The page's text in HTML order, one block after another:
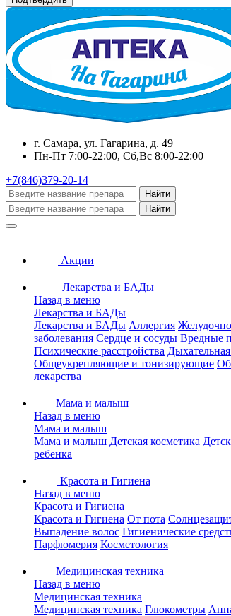
г. Самара, ул. Гагарина, д. 49
Пн-Пт 7:00-22:00, Сб,Вс 8:00-22:00
+7(846)379-20-14
Найти
Найти
Акции
Лекарства и БАДы
Назад в меню
Лекарства и БАДы
Лекарства и БАДы Аллергия
заболевания Сердце и сосуды Вредные
Психические расстройства
Общеукрепляющие и тонизирующие
лекарства
Мама и малыш
Назад в меню
Мама и малыш
Мама и малыш Детская косметика
ребенка
Красота и Гигиена
Назад в меню
Красота и Гигиена
Красота и Гигиена От пота
Выпадение волос Гигиенические
Парфюмерия Косметология
Медицинская техника
Назад в меню
Медицинская техника
Медицинская техника Глюкометры